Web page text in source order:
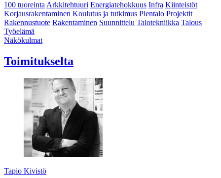
100 tuoreintaArkkitehtuuri Energiatehokkuus Infra Kiinteistöt
Korjausrakentaminen Koulutus ja tutkimus Pientalo Projektit
Rakennustuote Rakentaminen Suunnittelu Talotekniikka Talous
Työelämä
Näkökulmat
Toimitukselta
Tapio Kivistö